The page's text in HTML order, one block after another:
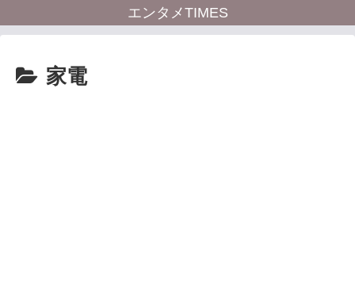
エンタメTIMES
家電